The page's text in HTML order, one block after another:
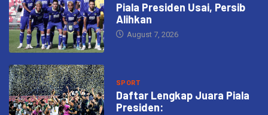
Piala Presiden Usai, Persib
Alihkan
August 7, 2026
SPORT
Daftar Lengkap Juara Piala
Presiden: